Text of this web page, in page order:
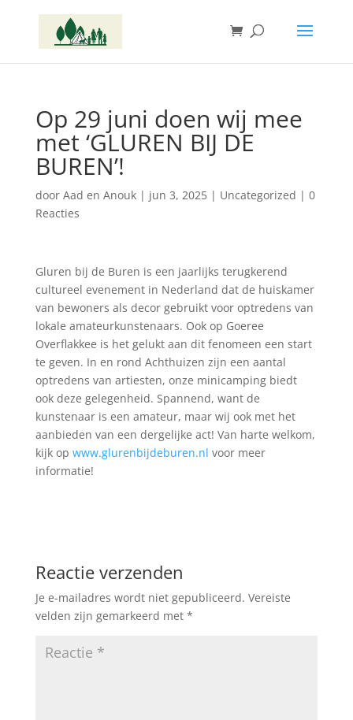
Op 29 juni doen wij mee
met ‘GLUREN BIJ DE
BUREN’!
door Aad en Anouk| jun 3, 2025| Uncategorized | 0
Reacties
Gluren bij de Buren is een jaarlijks terugkerend
cultureel evenement in Nederland dat de huiskamer
van bewoners als decor gebruikt voor optredens van
lokale amateurkunstenaars. Ook op Goeree
Overflakkee is het gelukt aan dit fenomeen een start
te geven. In en rond Achthuizen zijn een aantal
optredens van artiesten, onze minicamping biedt
ook deze gelegenheid. Spannend, want de
kunstenaar is een amateur, maar wij ook met het
aanbieden van een dergelijke act! Van harte welkom,
kijk op www.glurenbijdeburen.nl voor meer
informatie!
Reactie verzenden
Je e-mailadres wordt niet gepubliceerd. Vereiste
velden zijn gemarkeerd met *